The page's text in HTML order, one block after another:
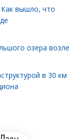
Как вышло, что
озера возле
в 30 км